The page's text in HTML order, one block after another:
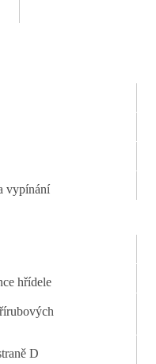
vypínání
hřídele
D